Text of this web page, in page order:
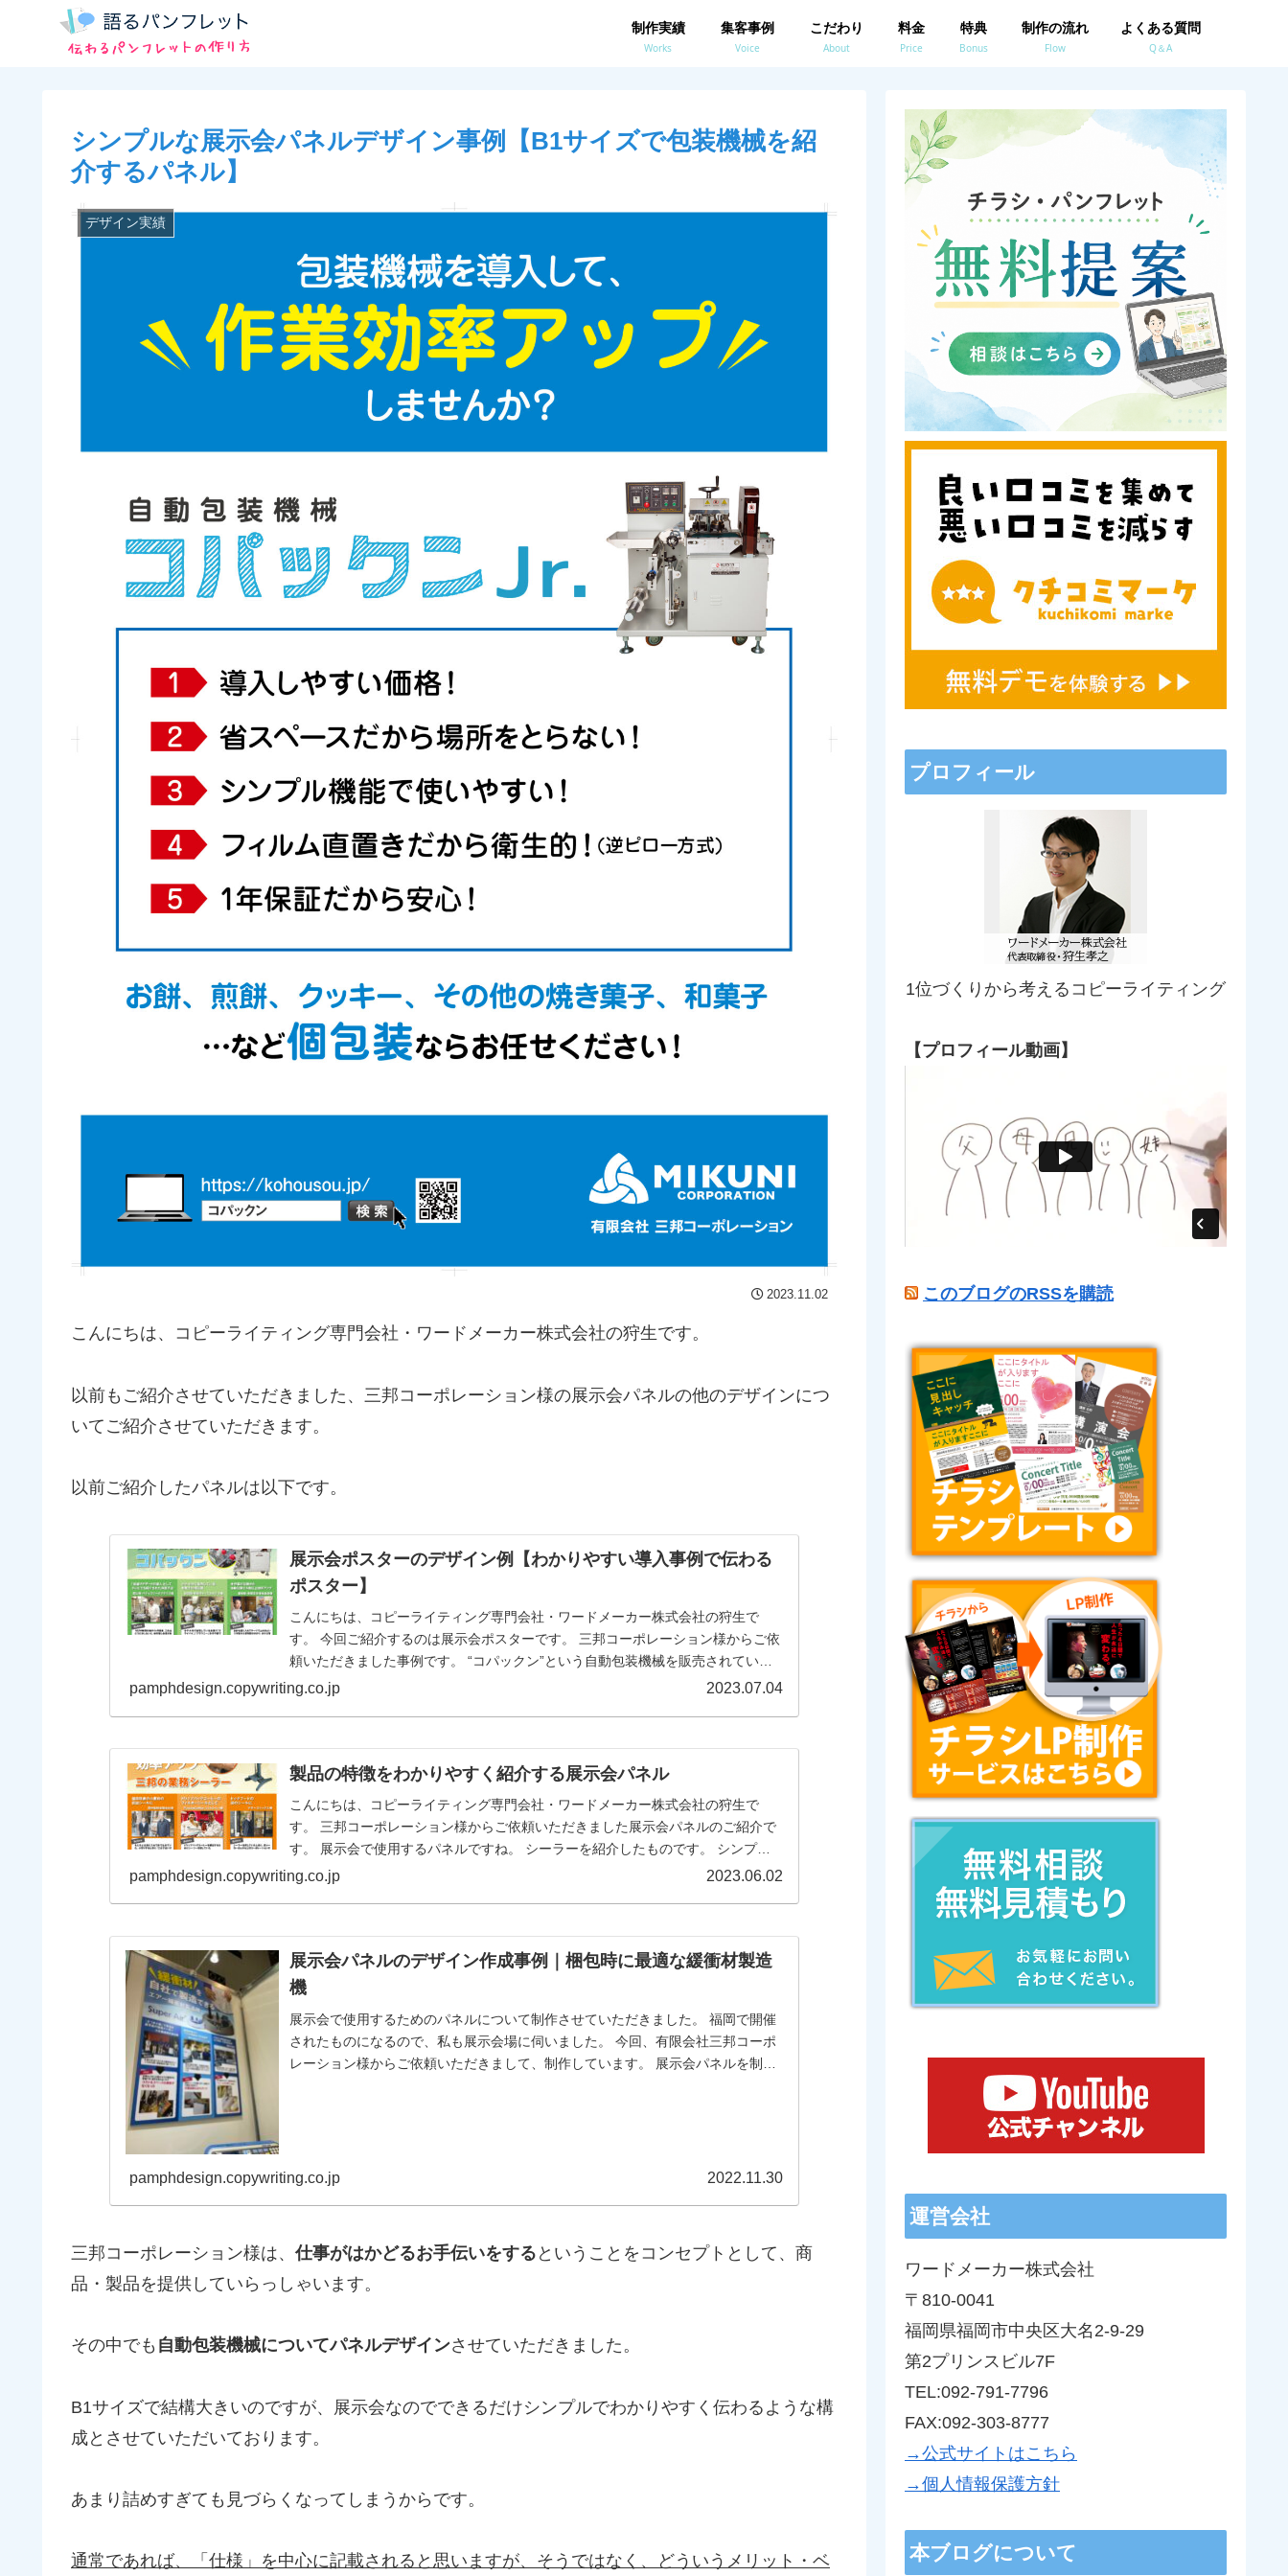
制作実績
Works
集客事例
Voice
こだわり
About
料金
Price
特典
Bonus
制作の流れ
Flow
よくある質問
Q＆A
シンプルな展示会パネルデザイン事例【B1サイズで包装機械を紹
介するパネル】
デザイン実績
2023.11.02
こんにちは、コピーライティング専門会社・ワードメーカー株式会社の狩生です。
以前もご紹介させていただきました、三邦コーポレーション様の展示会パネルの他のデザインにつ
いてご紹介させていただきます。
以前ご紹介したパネルは以下です。
展示会ポスターのデザイン例【わかりやすい導入事例で伝わる
ポスター】
こんにちは、コピーライティング専門会社・ワードメーカー株式会社の狩生で
す。 今回ご紹介するのは展示会ポスターです。 三邦コーポレーション様からご依
頼いただきました事例です。 “コパックン”という自動包装機械を販売されていま
す。通常の包...
pamphdesign.copywriting.co.jp 2023.07.04
製品の特徴をわかりやすく紹介する展示会パネル
こんにちは、コピーライティング専門会社・ワードメーカー株式会社の狩生で
す。 三邦コーポレーション様からご依頼いただきました展示会パネルのご紹介で
す。 展示会で使用するパネルですね。 シーラーを紹介したものです。 シンプル
で使いやすい...
pamphdesign.copywriting.co.jp 2023.06.02
展示会パネルのデザイン作成事例｜梱包時に最適な緩衝材製造
機
展示会で使用するためのパネルについて制作させていただきました。 福岡で開催
されたものになるので、私も展示会場に伺いました。 今回、有限会社三邦コーポ
レーション様からご依頼いただきまして、制作しています。 展示会パネルを制作
pamphdesign.copywriting.co.jp 2022.11.30
三邦コーポレーション様は、 仕事がはかどるお手伝いをする ということをコンセプトとして、商
品・製品を提供していらっしゃいます。
その中でも 自動包装機械についてパネルデザインさせていただきました。
B1サイズで結構大きいのですが、展示会なのでできるだけシンプルでわかりやすく伝わるような構
成とさせていただいております。
あまり詰めすぎても見づらくなってしまうからです。
通常であれば、「仕様」を中心に記載されると思いますが、そうではなく、どういうメリット・ベ
プロフィール
1位づくりから考えるコピーライティング
【プロフィール動画】
このブログのRSSを購読
運営会社
ワードメーカー株式会社
〒810-0041
福岡県福岡市中央区大名2-9-29
第2プリンスビル7F
TEL:092-791-7796
FAX:092-303-8777
→公式サイトはこちら
→個人情報保護方針
本ブログについて